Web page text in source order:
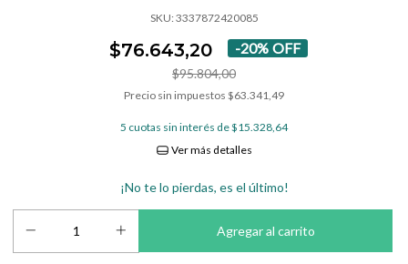
SKU: 3337872420085
$76.643,20 -20% OFF
$95.804,00
Precio sin impuestos $63.341,49
5 cuotas sin interés de$15.328,64
Ver más detalles
¡No te lo pierdas, es el último!